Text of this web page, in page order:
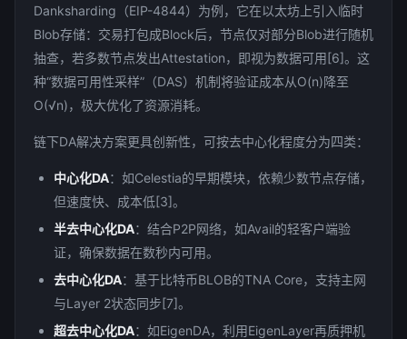
Danksharding（EIP-4844）为例，它在以太坊上引入临时
Blob存储：交易打包成Block后，节点仅对部分Blob进行随机
抽查，若多数节点发出Attestation，即视为数据可用[6]。这
种“数据可用性采样”（DAS）机制将验证成本从O(n)降至
O(√n)，极大优化了资源消耗。
链下DA解决方案更具创新性，可按去中心化程度分为四类：
中心化DA：如Celestia的早期模块，依赖少数节点存储，
但速度快、成本低[3]。
半去中心化DA：结合P2P网络，如Avail的轻客户端验
证，确保数据在数秒内可用。
去中心化DA：基于比特币BLOB的TNA Core，支持主网
与Layer 2状态同步[7]。
超去中心化DA：如EigenDA，利用EigenLayer再质押机